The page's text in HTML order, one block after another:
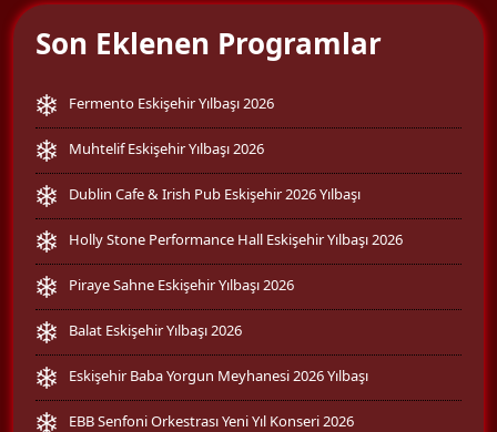
Son Eklenen Programlar
Fermento Eskişehir Yılbaşı 2026
Muhtelif Eskişehir Yılbaşı 2026
Dublin Cafe & Irish Pub Eskişehir 2026 Yılbaşı
Holly Stone Performance Hall Eskişehir Yılbaşı 2026
Piraye Sahne Eskişehir Yılbaşı 2026
Balat Eskişehir Yılbaşı 2026
Eskişehir Baba Yorgun Meyhanesi 2026 Yılbaşı
EBB Senfoni Orkestrası Yeni Yıl Konseri 2026